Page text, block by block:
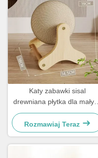
Katy zabawki sisal
drewniana płytka dla małych
psów i kotów
Rozmawiaj Teraz